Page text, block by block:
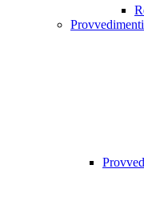
Provvedimenti